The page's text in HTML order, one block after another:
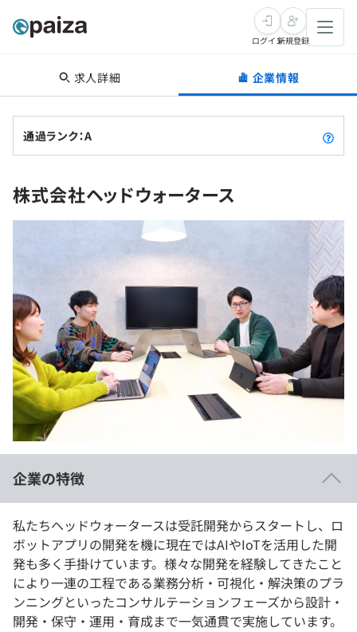
転職・キャリア
転職成功ガイド
インタビュー
新卒就活
求人検索
新卒エージェント
イベント・セミナー
インタビュー
学習
4択課題
ナレッジ
リファレンス
プラン
個人向けプラン
法人向けプラン
学校向けプラン
契約内容・クーポン
SQL
評価結果一覧
再チャレンジ結果一覧
メディア
Tech Team Journal
paiza times
note
paizaとは？
ログイン新規登録
求人詳細 企業情報
通過ランク：A
株式会社ヘッドウォータース
企業の特徴
私たちヘッドウォータースは受託開発からスタートし、ロ
ボットアプリの開発を機に現在ではAIやIoTを活用した開
発も多く手掛けています。様々な開発を経験してきたこと
により一連の工程である業務分析・可視化・解決策のプラ
ンニングといったコンサルテーションフェーズから設計・
開発・保守・運用・育成まで一気通貫で実施しています。